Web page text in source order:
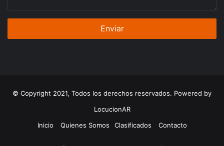
© Copyright 2021, Todos los derechos reservados. Powered by
LocucionAR
Inicio
Quienes Somos Clasificados Contacto